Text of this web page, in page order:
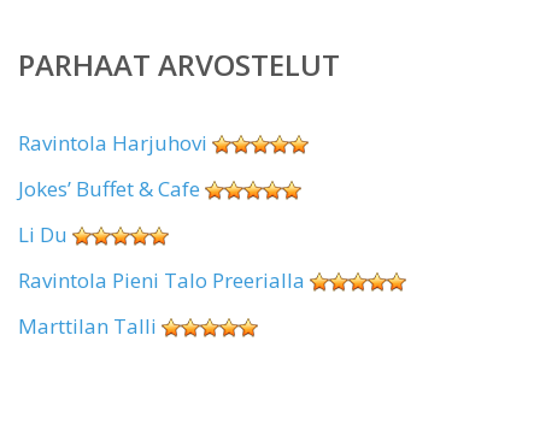
PARHAAT ARVOSTELUT
Ravintola Harjuhovi
Jokes’ Buffet & Cafe
Li Du
Ravintola Pieni Talo Preerialla
Marttilan Talli